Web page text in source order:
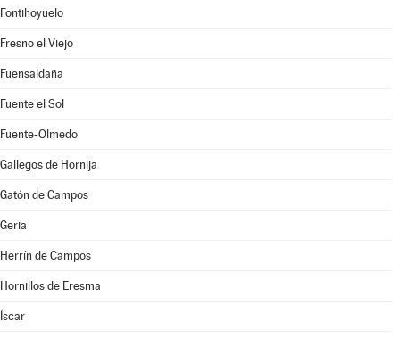
Fontihoyuelo
Fresno el Viejo
Fuensaldaña
Fuente el Sol
Fuente-Olmedo
Gallegos de Hornija
Gatón de Campos
Geria
Herrín de Campos
Hornillos de Eresma
Íscar